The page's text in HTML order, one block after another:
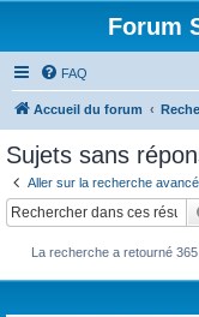
Forum
FAQ
Accueil du forum
Sujets sans
Aller sur la recherche
La recherche a retourné